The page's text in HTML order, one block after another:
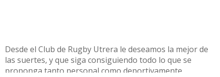
Desde el Club de Rugby Utrera le deseamos la mejor de
las suertes, y que siga consiguiendo todo lo que se
proponga tanto personal como deportivamente.